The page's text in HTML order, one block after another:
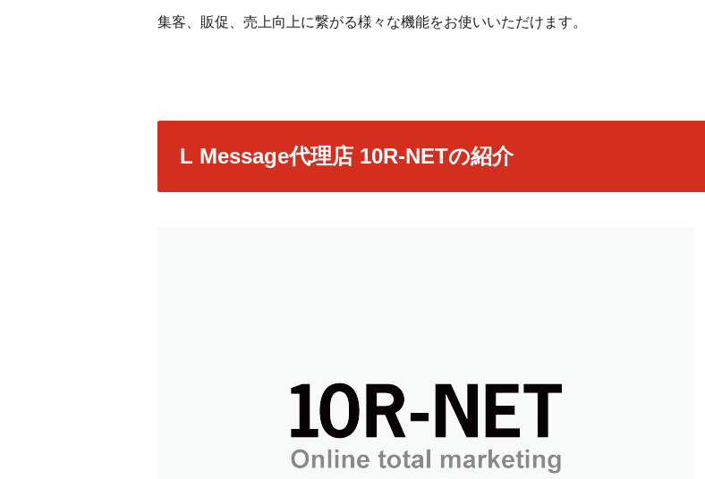
集客、販促、売上向上に繋がる様々な機能をお使いいただけます。
L Message代理店 10R-NETの紹介